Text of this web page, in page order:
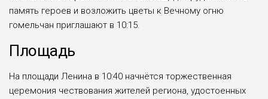
память героев и возложить цветы к Вечному огню
гомельчан приглашают в 10:15.
Площадь
На площади Ленина в 10:40 начнётся торжественная
церемония чествования жителей региона, удостоенных